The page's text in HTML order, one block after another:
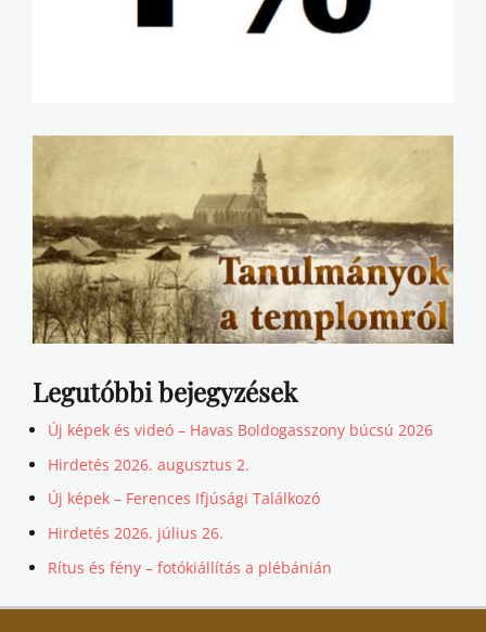
Legutóbbi bejegyzések
Új képek és videó – Havas Boldogasszony búcsú 2026
Hirdetés 2026. augusztus 2.
Új képek – Ferences Ifjúsági Találkozó
Hirdetés 2026. július 26.
Rítus és fény – fotókiállítás a plébánián